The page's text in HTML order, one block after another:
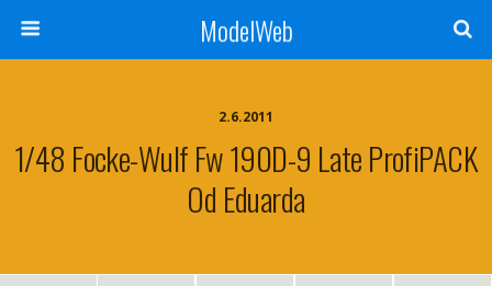
ModelWeb
2.6.2011
1/48 Focke-Wulf Fw 190D-9 Late ProfiPACK
Od Eduarda